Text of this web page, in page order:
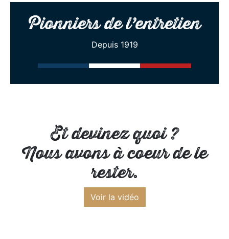
Pionniers de l’entretien
Depuis 1919
Et devinez quoi ?
Nous avons à coeur de le
rester.
Voir la vidéo